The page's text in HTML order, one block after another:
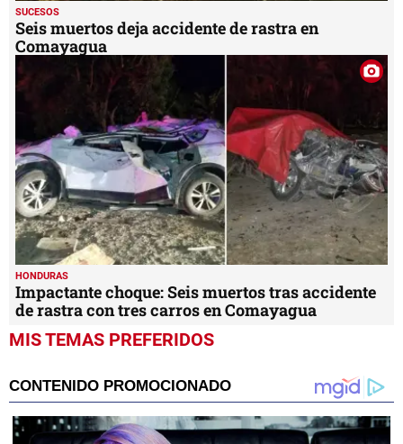
SUCESOS
Seis muertos deja accidente de rastra en
Comayagua
HONDURAS
Impactante choque: Seis muertos tras accidente
de rastra con tres carros en Comayagua
MIS TEMAS PREFERIDOS